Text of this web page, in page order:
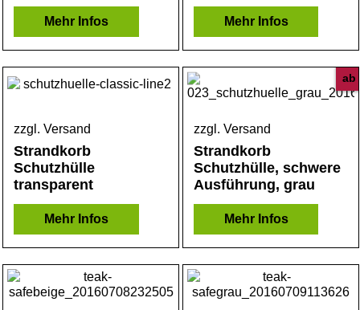
Mehr Infos Mehr Infos
zzgl. Versand
Strandkorb
Schutzhülle
transparent
Mehr Infos
ab
zzgl. Versand
Strandkorb
Schutzhülle, schwere
Ausführung, grau
Mehr Infos